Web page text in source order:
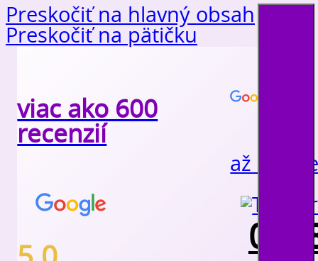
Preskočiť na hlavný obsah
Preskočiť na pätičku
viac ako 600
recenzií
až 200